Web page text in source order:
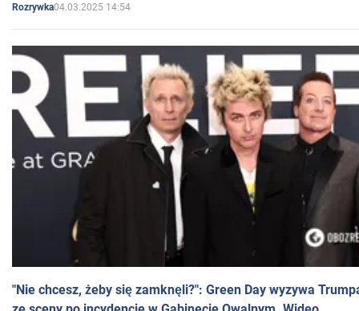
Rozrywka04.03.2025 14:54
"Nie chcesz, żeby się zamknęli?": Green Day wyzywa